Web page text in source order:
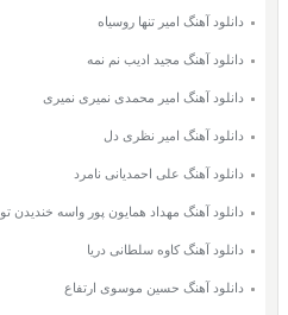
دانلود آهنگ امیر تنها روسیاه
دانلود آهنگ مجید ادیب نم نمه
دانلود آهنگ امیر محمدی نمیری نمیری
دانلود آهنگ امیر نظری دل
دانلود آهنگ علی احمدیانی نامرد
دانلود آهنگ مهداد همایون پور واسه خندیدن تو
دانلود آهنگ کاوه سلطانی دریا
دانلود آهنگ حسین موسوی ارتفاع